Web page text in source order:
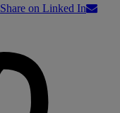
Share on Linked In